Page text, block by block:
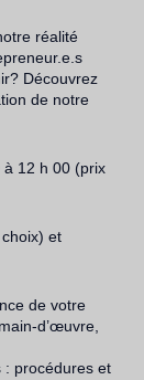
réalité
Découvrez
de notre
à 12 h 00 (prix
et
de votre
d’œuvre,
: procédures et